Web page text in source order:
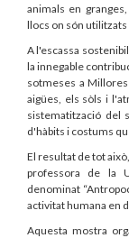
animals en
llocs on són
A l'escassa
la innegable
sotmeses a
aigües, els sòls i
sistematització del
d'hàbits i costums
El resultat de tot
professora de la
denominat
activitat humana en
Aquesta mostra